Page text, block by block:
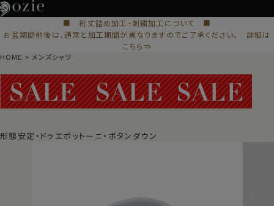
■ 裄丈詰め加工・刺繍加工について ■
お盆期間前後は、通常と加工期間が異なりますのでご了承ください。 詳細は
こちら⇒
HOME メンズシャツ
形態安定・ドゥエボットーニ・ボタンダウン